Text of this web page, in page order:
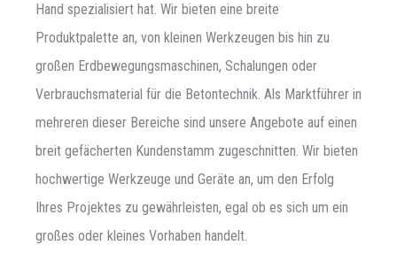
Hand spezialisiert hat. Wir bieten eine breite
Produktpalette an, von kleinen Werkzeugen bis hin zu
großen Erdbewegungsmaschinen, Schalungen oder
Verbrauchsmaterial für die Betontechnik. Als Marktführer in
mehreren dieser Bereiche sind unsere Angebote auf einen
breit gefächerten Kundenstamm zugeschnitten. Wir bieten
hochwertige Werkzeuge und Geräte an, um den Erfolg
Ihres Projektes zu gewährleisten, egal ob es sich um ein
großes oder kleines Vorhaben handelt.